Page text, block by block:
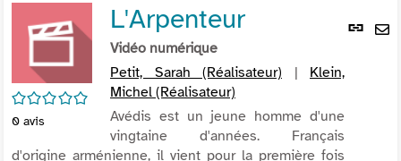
Lien
/5
0 avis
L'Arpenteur
Vidéo numérique
Petit, Sarah (Réalisateur) | Klein,
Michel (Réalisateur)
Avédis est un jeune homme d'une
vingtaine d'années. Français
d'origine arménienne, il vient pour la première fois